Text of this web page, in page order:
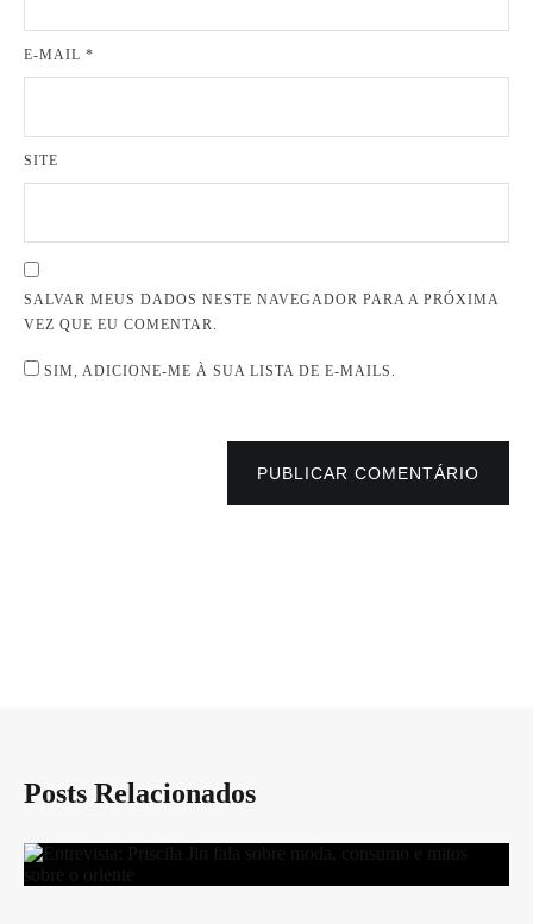
E-MAIL *
SITE
SALVAR MEUS DADOS NESTE NAVEGADOR PARA A PRÓXIMA
VEZ QUE EU COMENTAR.
SIM, ADICIONE-ME À SUA LISTA DE E-MAILS.
PUBLICAR COMENTÁRIO
Posts Relacionados